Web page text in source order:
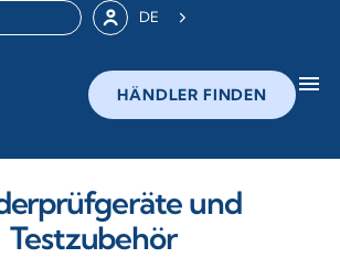
DE
HÄNDLER FINDEN menu
und
Testzubehör